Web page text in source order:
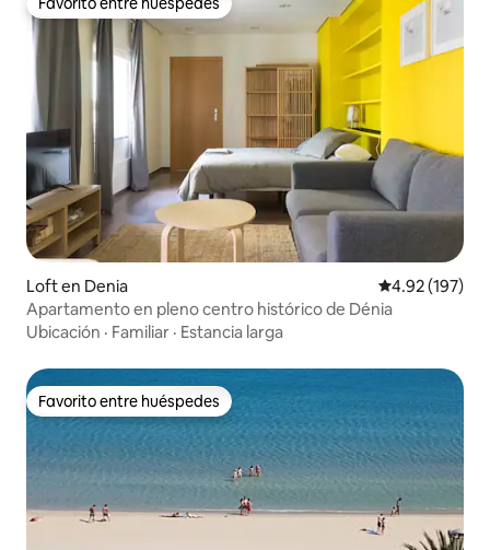
Favorito entre huéspedes
Loft en Denia Calificación
4.92 (197)
Apartamento en pleno centro histórico de Dénia
Ubicación · Familiar · Estancia larga
Favorito entre huéspedes
Favorito entre huéspedes